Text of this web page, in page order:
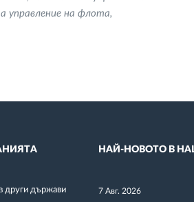
управление на флота
други държави
НАЙ-НОВОТО В
7 Авг. 2026